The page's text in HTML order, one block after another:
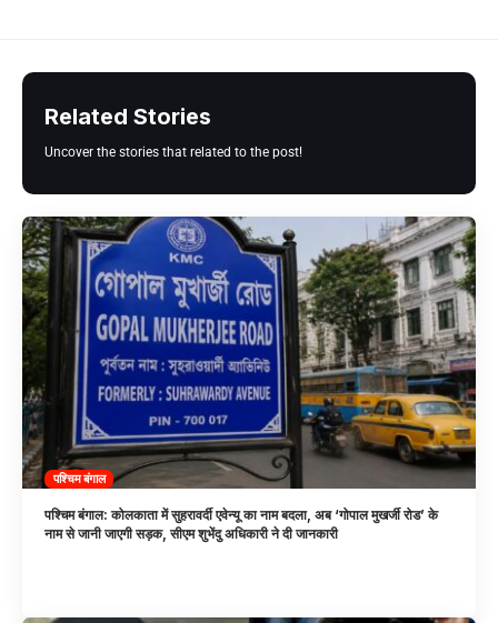
Related Stories
Uncover the stories that related to the post!
पश्चिम बंगाल
पश्चिम बंगाल: कोलकाता में सुहरावर्दी एवेन्यू का नाम बदला, अब ‘गोपाल मुखर्जी रोड’ के
नाम से जानी जाएगी सड़क, सीएम शुभेंदु अधिकारी ने दी जानकारी